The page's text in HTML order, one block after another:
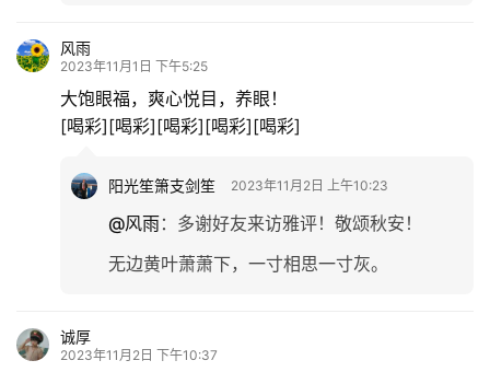
风雨
2023年11月1日 下午5:25
大饱眼福，爽心悦目，养眼！
[喝彩][喝彩][喝彩][喝彩][喝彩]
阳光笙箫支剑笙 2023年11月2日 上午10:23
@风雨： 多谢好友来访雅评！敬颂秋安！
无边黄叶萧萧下，一寸相思一寸灰。
诚厚
2023年11月2日 下午10:37